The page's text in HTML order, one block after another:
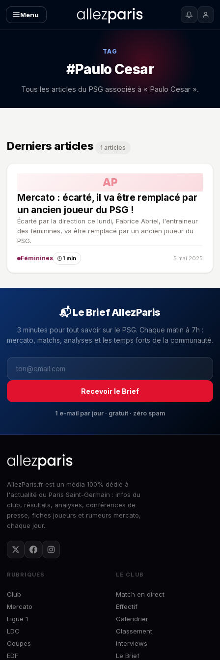
Menu
TAG
#Paulo Cesar
Tous les articles du PSG associés à « Paulo Cesar ».
Derniers articles 1 articles
AP
Mercato : écarté, il va être remplacé par
un ancien joueur du PSG !
Écarté par la direction ce lundi, Fabrice Abriel, l'entraineur
des féminines, va être remplacé par un ancien joueur du
PSG.
Féminines 1 min 5 mai 2025
📬 Le Brief AllezParis
3 minutes pour tout savoir sur le PSG. Chaque matin à 7h :
mercato, matchs, analyses et les temps forts de la communauté.
Recevoir le Brief
1 e-mail par jour · gratuit · zéro spam
AllezParis.fr est un média 100% dédié à
l'actualité du Paris Saint-Germain : infos du
club, résultats, analyses, conférences de
presse, fiches joueurs et rumeurs mercato,
chaque jour.
RUBRIQUES
Club
Mercato
Ligue 1
LDC
Coupes
EDF
LE CLUB
Match en direct
Effectif
Calendrier
Classement
Interviews
Le Brief